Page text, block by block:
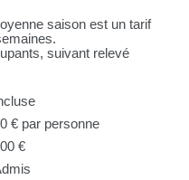
saison est un tarif
suivant relevé
€ par personne
€